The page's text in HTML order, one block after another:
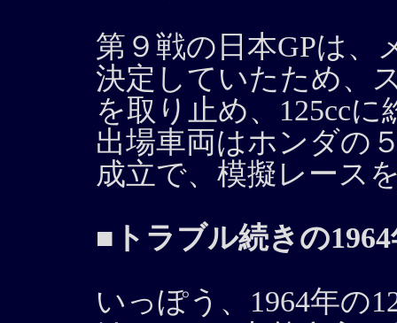
第９戦の日本GPは、
決定していたため、
を取り止め、125cc
出場車両はホンダの
成立で、模擬レース
■トラブル続きの1964
いっぽう、1964年の